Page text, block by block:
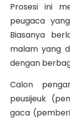
Prosesi ini
peugaca
Biasanya
malam yang
dengan
Calon
peusijeuk
gaca